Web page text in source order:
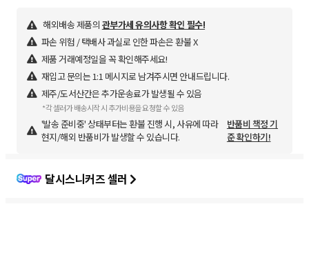
해외배송 제품의 관부가세 유의사항 확인 필수!
파손 위험 / 택배사 과실로 인한 파손은 환불 X
제품 거래예정일을 꼭 확인해주세요!
재입고 문의는 1:1 메시지로 남겨주시면 안내드립니다.
제주/도서산간은 추가운송료가 발생될 수 있음
*각 셀러가 배송시작 시 추가비용을 요청할 수 있음
'발송 준비중' 상태부터는 환불 진행 시, 사유에 따라
현지/해외 반품비가 발생할 수 있습니다.
반품비 책정 기
준 확인하기!
달시스니커즈 셀러